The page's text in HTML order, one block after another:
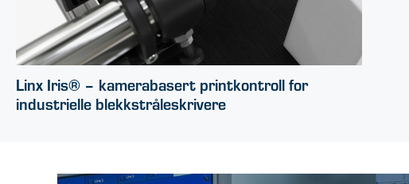
​Linx Iris® – kamerabasert printkontroll for
industrielle blekkstråleskrivere